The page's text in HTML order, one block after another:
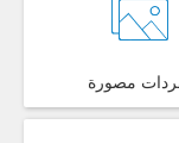
مصورة